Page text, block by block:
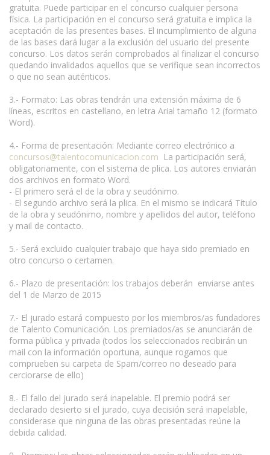
gratuita. Puede participar en el concurso cualquier persona
física. La participación en el concurso será gratuita e implica la
aceptación de las presentes bases. El incumplimiento de alguna
de las bases dará lugar a la exclusión del usuario del presente
concurso. Los datos serán comprobados al finalizar el concurso
quedando invalidados aquellos que se verifique sean incorrectos
o que no sean auténticos.
3.- Formato: Las obras tendrán una extensión máxima de 6
líneas, escritos en castellano, en letra Arial tamaño 12 (formato
Word).
4.- Forma de presentación: Mediante correo electrónico a
concursos@talentocomunicacion.com La participación será,
obligatoriamente, con el sistema de plica. Los autores enviarán
dos archivos en formato Word.
- El primero será el de la obra y seudónimo.
- El segundo archivo será la plica. En el mismo se indicará Título
de la obra y seudónimo, nombre y apellidos del autor, teléfono
y mail de contacto.
5.- Será excluido cualquier trabajo que haya sido premiado en
otro concurso o certamen.
6.- Plazo de presentación: los trabajos deberán enviarse antes
del 1 de Marzo de 2015
7.- El jurado estará compuesto por los miembros/as fundadores
de Talento Comunicación. Los premiados/as se anunciarán de
forma pública y privada (todos los seleccionados recibirán un
mail con la información oportuna, aunque rogamos que
comprueben su carpeta de Spam/correo no deseado para
cerciorarse de ello)
8.- El fallo del jurado será inapelable. El premio podrá ser
declarado desierto si el jurado, cuya decisión será inapelable,
considerase que ninguna de las obras presentadas reúne la
debida calidad.